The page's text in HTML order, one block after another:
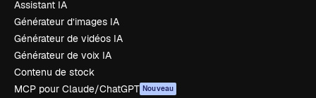
Assistant IA
Générateur d’images IA
Générateur de vidéos IA
Générateur de voix IA
Contenu de stock
MCP pour Claude/ChatGPT Nouveau